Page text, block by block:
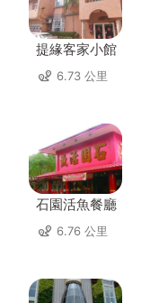
提緣客家小館
6.73 公里
石園活魚餐廳
6.76 公里